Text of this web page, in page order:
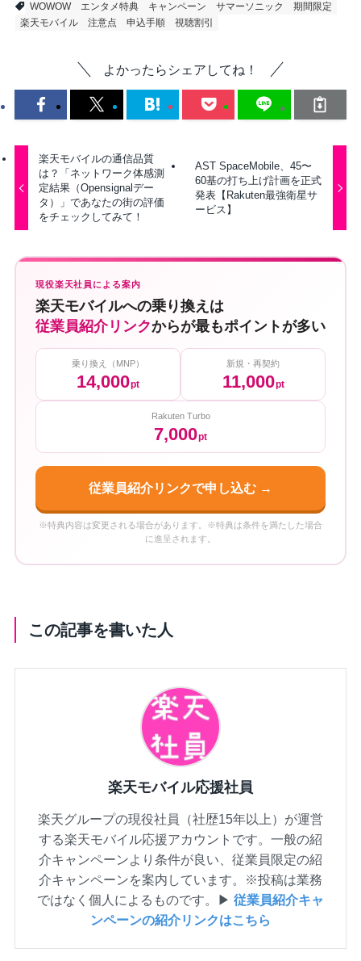
WOWOW
エンタメ特典 キャンペーン サマーソニック
期間限定
楽天モバイル
注意点 申込手順 視聴割引
よかったらシェアしてね！
楽天モバイルの通信品質
は？「ネットワーク体感測
定結果（Opensignalデー
タ）」であなたの街の評価
をチェックしてみて！
AST SpaceMobile、45〜
60基の打ち上げ計画を正式
発表【Rakuten最強衛星サ
ービス】
現役楽天社員による案内
楽天モバイルへの乗り換えは
従業員紹介リンクからが最もポイントが多い
乗り換え（MNP）
14,000pt
新規・再契約
11,000pt
Rakuten Turbo
7,000pt
従業員紹介リンクで申し込む →
※特典内容は変更される場合があります。※特典は条件を満たした場合
に進呈されます。
この記事を書いた人
楽天モバイル応援社員
楽天グループの現役社員（社歴15年以上）が運営
する楽天モバイル応援アカウントです。一般の紹
介キャンペーンより条件が良い、従業員限定の紹
介キャンペーンを案内しています。※投稿は業務
ではなく個人によるものです。▶ 従業員紹介キャ
ンペーンの紹介リンクはこちら